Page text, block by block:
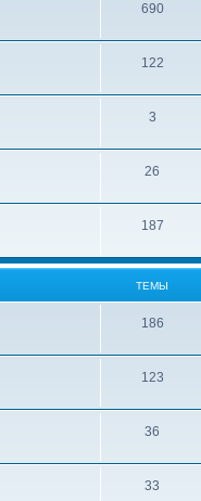
690
122
3
26
187
ТЕМЫ
186
123
36
33